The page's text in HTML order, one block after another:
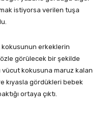
istiyorsa verilen tuşa
kokusunun erkeklerin
görülecek bir şekilde
vücut kokusuna maruz kalan
kıyasla gördükleri bebek
ortaya çıktı.